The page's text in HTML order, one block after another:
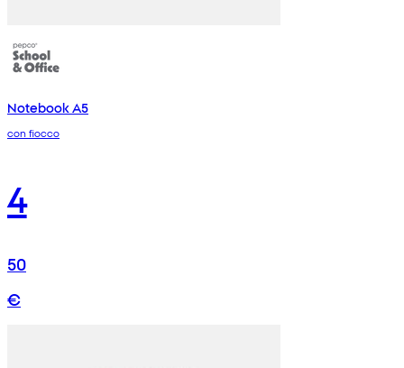
Notebook A5
con fiocco
4
50
€